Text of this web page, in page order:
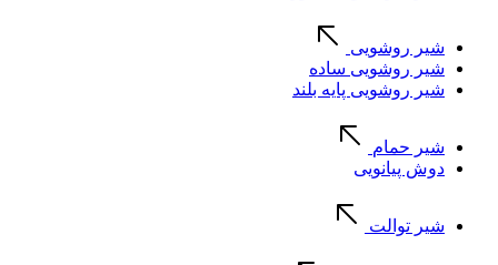
شیر روشویی
شیر روشویی ساده
شیر روشویی پایه بلند
شیر حمام
دوش پیانویی
شیر توالت